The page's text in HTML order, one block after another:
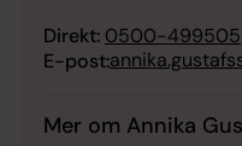
Direkt: 0500-499505
E-post:
Mer om Annika